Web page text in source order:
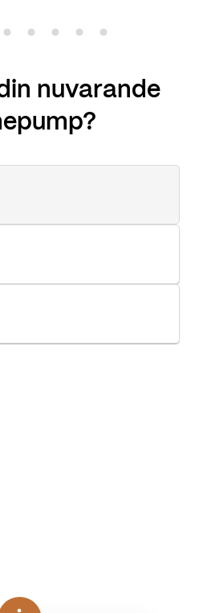
nuvarande